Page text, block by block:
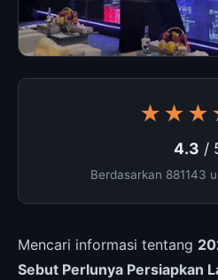
4.3 /
Berdasarkan 881143
Mencari informasi tentang
Sebut Perlunya Persiapkan